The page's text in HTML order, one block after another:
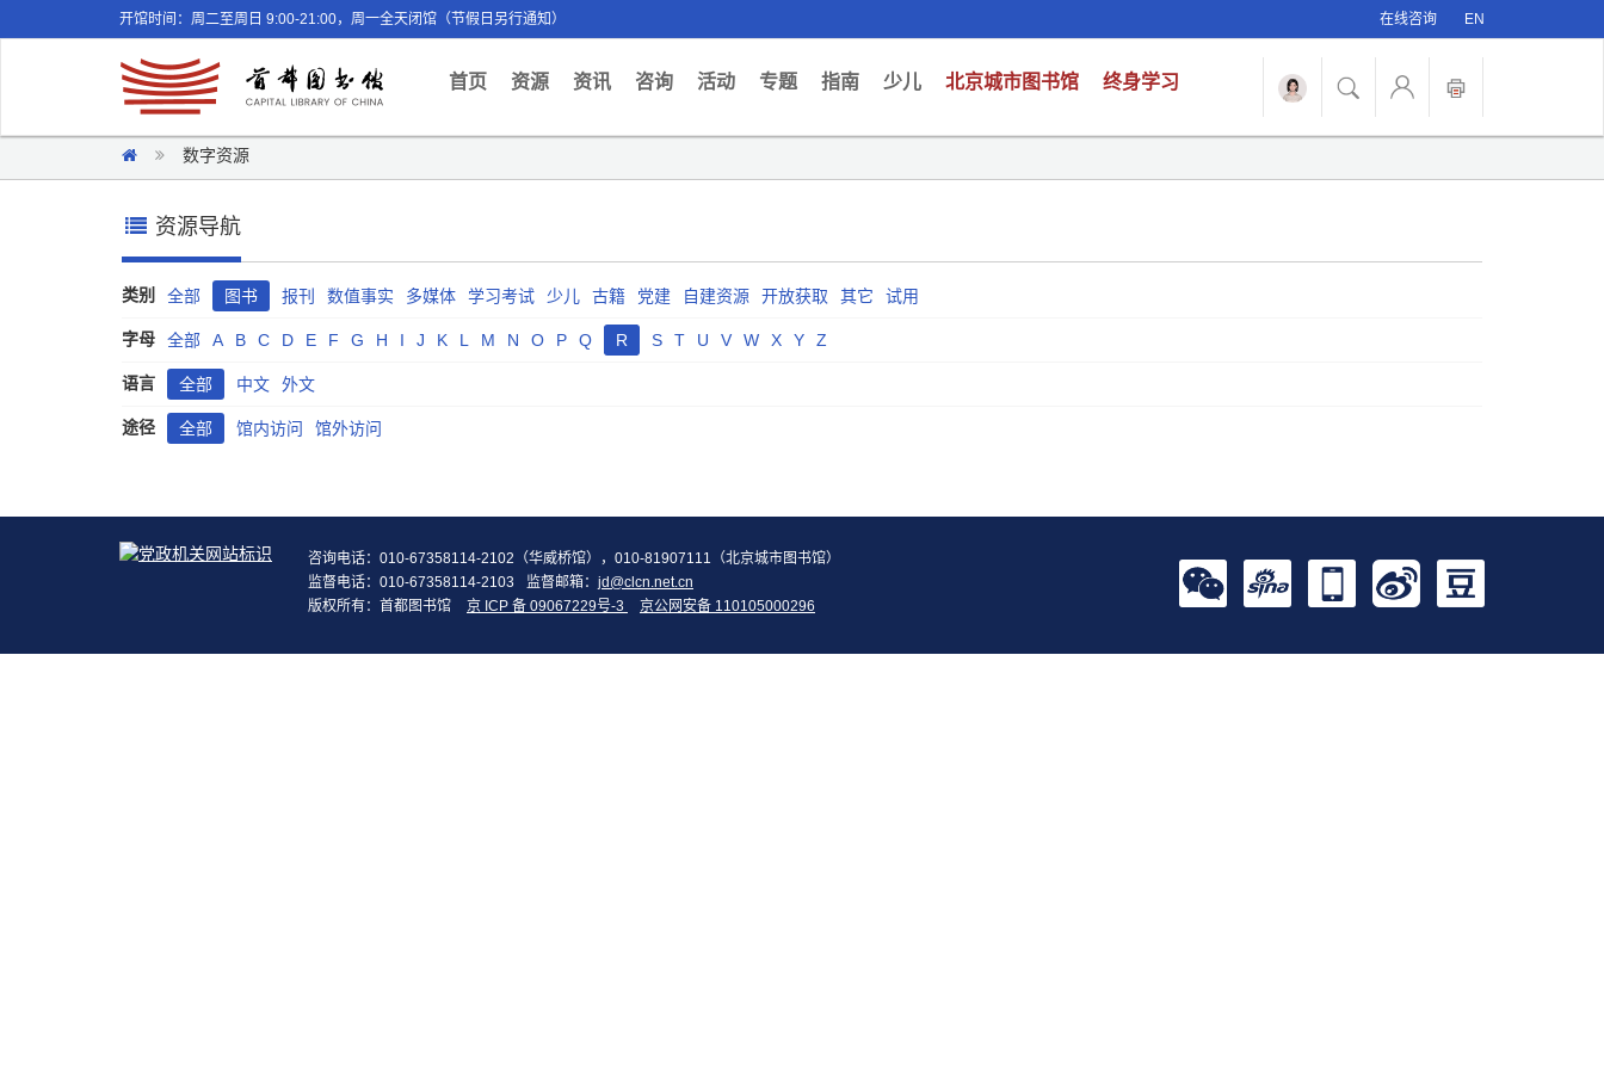
开馆时间：周二至周日 9:00-21:00，周一全天闭馆（节假日另行通知） 在线咨询 EN
首页(current)
资源 资讯 咨询 活动 专题 指南 少儿 北京城市图书馆 终身学习
数字资源
资源导航
类别 全部 图书 报刊 数值事实 多媒体 学习考试 少儿 古籍 党建 自建资源 开放获取 其它 试用
字母 全部 A B C D E F G H I J K L M N O P Q R S T U V W X Y Z
语言 全部 中文 外文
途径 全部 馆内访问 馆外访问
咨询电话：010-67358114-2102（华威桥馆），010-81907111（北京城市图书馆）
监督电话：010-67358114-2103
监督邮箱： jd@clcn.net.cn
版权所有：首都图书馆
京 ICP 备 09067229号-3 京公网安备 110105000296